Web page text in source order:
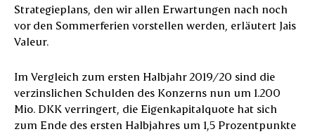
Strategieplans, den wir allen Erwartungen nach noch
vor den Sommerferien vorstellen werden, erläutert Jais
Valeur.
Im Vergleich zum ersten Halbjahr 2019/20 sind die
verzinslichen Schulden des Konzerns nun um 1.200
Mio. DKK verringert, die Eigenkapitalquote hat sich
zum Ende des ersten Halbjahres um 1,5 Prozentpunkte